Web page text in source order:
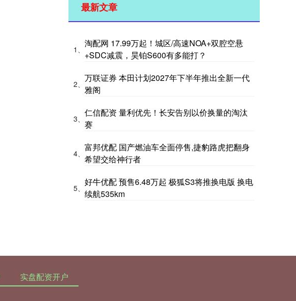
最新文章
1、
淘配网 17.99万起！城区/高速NOA+双腔空悬
+SDC减震，昊铂S600有多能打？
2、
万联证券 本田计划2027年下半年推出全新一代
雅阁
3、
仁信配资 量利优先！长安告别以价换量的淘汰
赛
4、
富邦优配 国产燃油车全面停售,捷豹路虎把翻身
希望交给神行者
5、
好牛优配 预售6.48万起 极狐S3将推换电版 换电
续航535km
实盘配资开户